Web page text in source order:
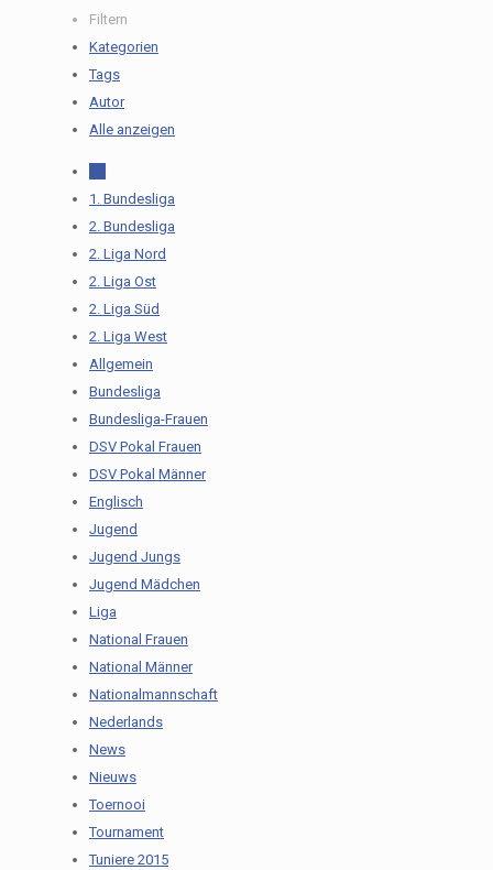
Filtern
Kategorien
Tags
Autor
Alle anzeigen
1. Bundesliga
2. Bundesliga
2. Liga Nord
2. Liga Ost
2. Liga Süd
2. Liga West
Allgemein
Bundesliga
Bundesliga-Frauen
DSV Pokal Frauen
DSV Pokal Männer
Englisch
Jugend
Jugend Jungs
Jugend Mädchen
Liga
National Frauen
National Männer
Nationalmannschaft
Nederlands
News
Nieuws
Toernooi
Tournament
Tuniere 2015